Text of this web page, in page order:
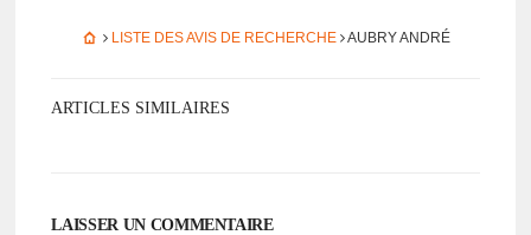
LISTE DES AVIS DE RECHERCHE AUBRY ANDRÉ
ARTICLES SIMILAIRES
LAISSER UN COMMENTAIRE